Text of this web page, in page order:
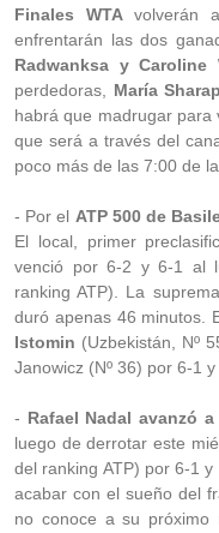
Finales WTAvolverán
enfrentarán las dos
Radwanksa y Caroline
perdedoras, María
habrá que madrugar para
que será a través del
poco más de las 7:00 de
- Por el ATP 500 de
El local, primer
venció por 6-2 y 6-1 al
ranking ATP). La
duró apenas 46 minutos.
Istomin (Uzbekistán, Nº
Janowicz (Nº 36) por 6-1 y
- Rafael Nadal avanzó
luego de derrotar este
del ranking ATP) por 6-1
acabar con el sueño del
no conoce a su